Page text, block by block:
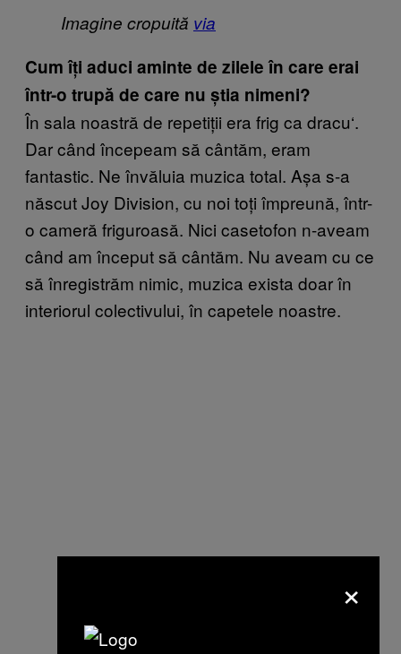
Imagine cropuită via
Cum îți aduci aminte de zilele în care erai
într-o trupă de care nu știa nimeni?
În sala noastră de repetiții era frig ca dracu‘.
Dar când începeam să cântăm, eram
fantastic. Ne învăluia muzica total. Așa s-a
născut Joy Division, cu noi toți împreună, într-
o cameră friguroasă. Nici casetofon n-aveam
când am început să cântăm. Nu aveam cu ce
să înregistrăm nimic, muzica exista doar în
interiorul colectivului, în capetele noastre.
×